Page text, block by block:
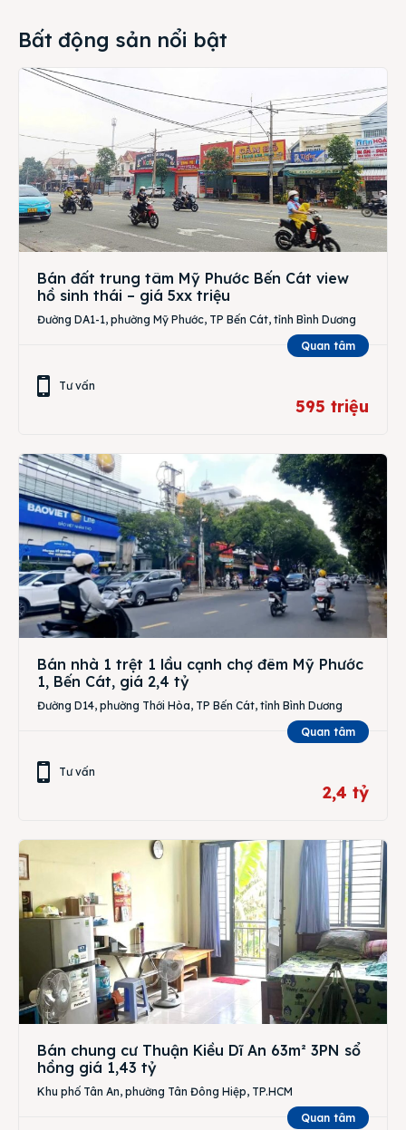
Bất động sản nổi bật
Bán đất trung tâm Mỹ Phước Bến Cát view
hồ sinh thái – giá 5xx triệu
Đường DA1-1, phường Mỹ Phước, TP Bến Cát, tỉnh Bình Dương
Quan tâm
Tư vấn
595 triệu
Bán nhà 1 trệt 1 lầu cạnh chợ đêm Mỹ Phước
1, Bến Cát, giá 2,4 tỷ
Đường D14, phường Thới Hòa, TP Bến Cát, tỉnh Bình Dương
Quan tâm
Tư vấn
2,4 tỷ
Bán chung cư Thuận Kiều Dĩ An 63m² 3PN sổ
hồng giá 1,43 tỷ
Khu phố Tân An, phường Tân Đông Hiệp, TP.HCM
Quan tâm